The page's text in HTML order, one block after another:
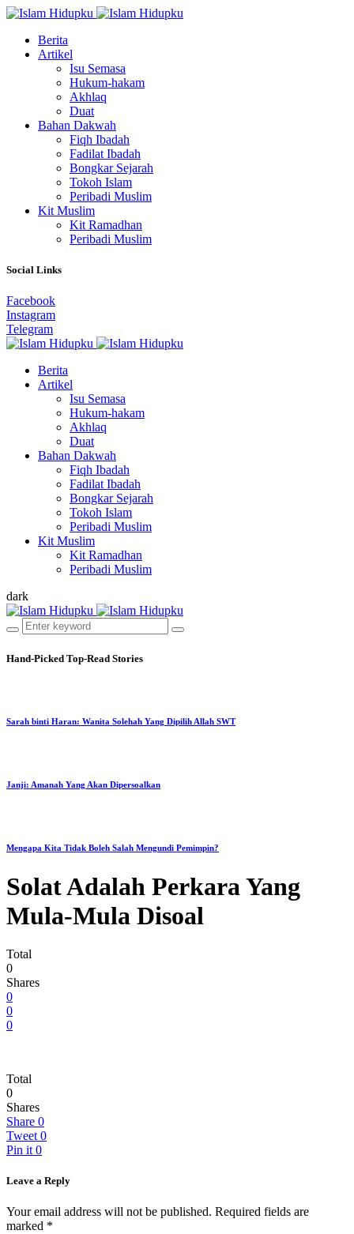
Berita
Artikel
Isu Semasa
Hukum-hakam
Akhlaq
Duat
Bahan Dakwah
Fiqh Ibadah
Fadilat Ibadah
Bongkar Sejarah
Tokoh Islam
Peribadi Muslim
Kit Muslim
Kit Ramadhan
Peribadi Muslim
Social Links
Facebook
Instagram
Telegram
Berita
Artikel
Isu Semasa
Hukum-hakam
Akhlaq
Duat
Bahan Dakwah
Fiqh Ibadah
Fadilat Ibadah
Bongkar Sejarah
Tokoh Islam
Peribadi Muslim
Kit Muslim
Kit Ramadhan
Peribadi Muslim
dark
Hand-Picked Top-Read Stories
Sarah binti Haran: Wanita Solehah Yang Dipilih Allah SWT
Janji: Amanah Yang Akan Dipersoalkan
Mengapa Kita Tidak Boleh Salah Mengundi Pemimpin?
Solat Adalah Perkara Yang
Mula-Mula Disoal
Total
0
Shares
0
0
0
Total
0
Shares
Share 0
Tweet 0
Pin it 0
Leave a Reply
Your email address will not be published. Required fields are
marked *